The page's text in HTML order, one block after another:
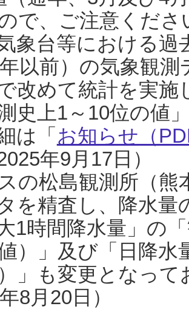
で、ご注意くだ
象台等における過
年以前）の気象観
改めて統計を実
史上1～10位の値
は「 お知らせ（
年9月17日）
の松島観測所（熊
を精査し、降水
大1時間降水量」の
）」及び「日降
」も変更となっ
8月20日）